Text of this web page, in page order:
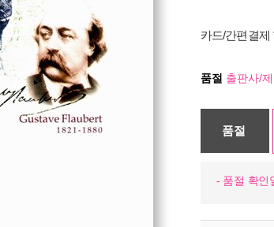
카드/간편결제
품절 출판사/
품절
- 품절 확인